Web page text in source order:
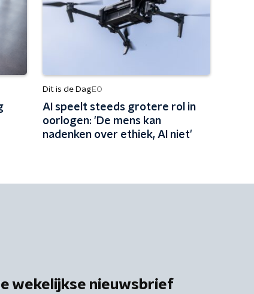
Dit is de DagEO
AI speelt steeds grotere rol in
oorlogen: 'De mens kan
nadenken over ethiek, AI niet'
wekelijkse nieuwsbrief